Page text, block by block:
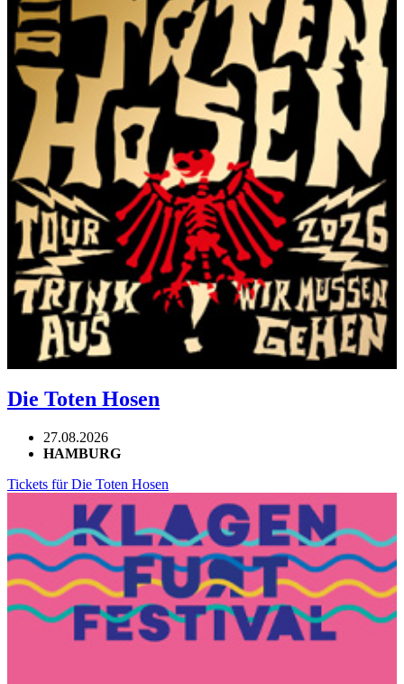
Die Toten Hosen
27.08.2026
HAMBURG
Tickets für Die Toten Hosen